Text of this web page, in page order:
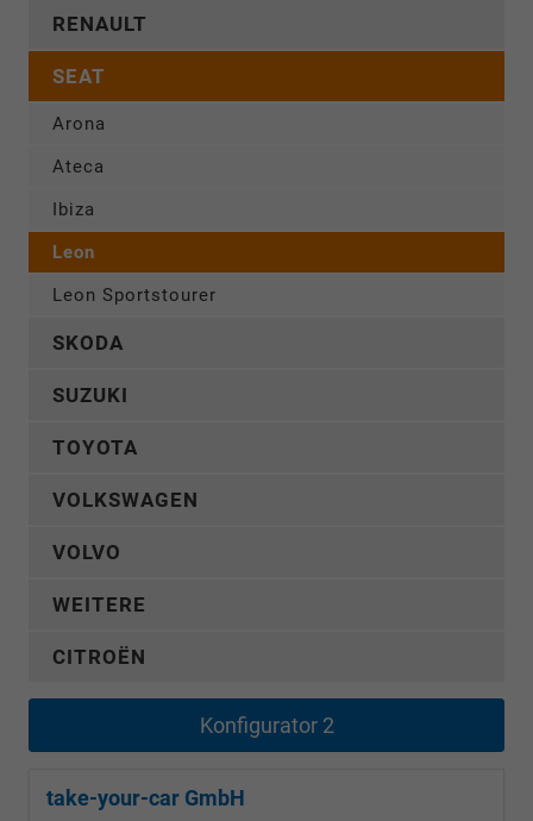
RENAULT
SEAT
Arona
Ateca
Ibiza
Leon
Leon Sportstourer
SKODA
SUZUKI
TOYOTA
VOLKSWAGEN
VOLVO
WEITERE
CITROËN
Konfigurator 2
take-your-car GmbH